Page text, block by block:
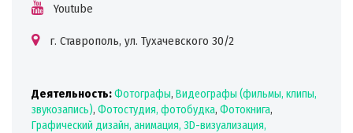
Youtube
г. Ставрополь, ул. Тухачевского 30/2
Деятельность:Фотографы, Видеографы (фильмы, клипы,
звукозапись), Фотостудия, фотобудка, Фотокнига,
Графический дизайн, анимация, 3D-визуализация,